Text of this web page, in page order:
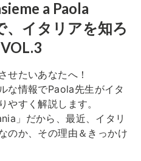
a Paola
、イタリアを知ろ
せたいあなたへ！
な情報でPaola先生がイタ
やすく解説します。
」だから、最近、イタリ
のか、 その理由＆きっかけ